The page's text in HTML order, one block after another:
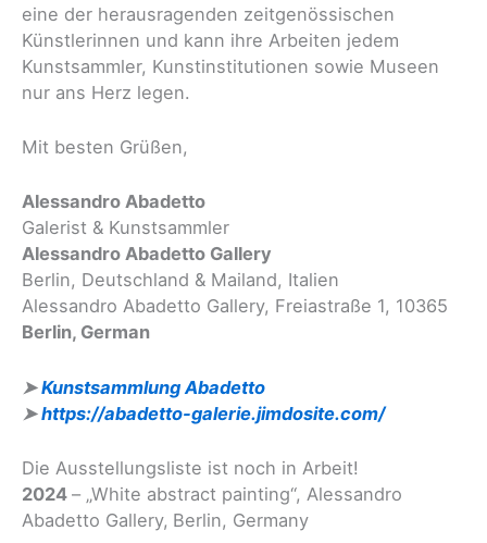
eine der herausragenden zeitgenössischen
Künstlerinnen und kann ihre Arbeiten jedem
Kunstsammler, Kunstinstitutionen sowie Museen
nur ans Herz legen.
Mit besten Grüßen,
Alessandro Abadetto
Galerist & Kunstsammler
Alessandro Abadetto Gallery
Berlin, Deutschland & Mailand, Italien
Alessandro Abadetto Gallery, Freiastraße 1, 10365
Berlin, German
➤Kunstsammlung Abadetto
➤https://abadetto-galerie.jimdosite.com/
Die Ausstellungsliste ist noch in Arbeit!
2024 – „White abstract painting“, Alessandro
Abadetto Gallery, Berlin, Germany